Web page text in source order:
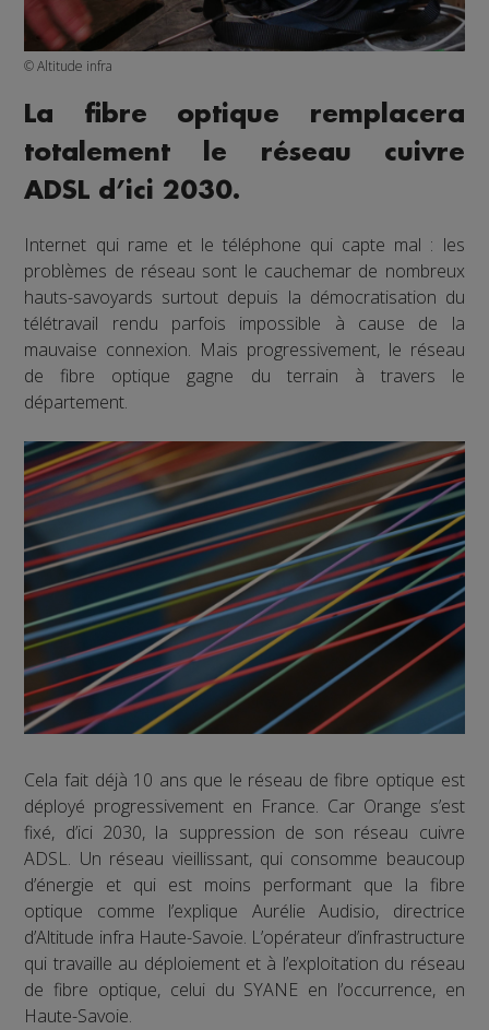
© Altitude infra
La fibre optique remplacera
totalement le réseau cuivre
ADSL d’ici 2030.
Internet qui rame et le téléphone qui capte mal : les
problèmes de réseau sont le cauchemar de nombreux
hauts-savoyards surtout depuis la démocratisation du
télétravail rendu parfois impossible à cause de la
mauvaise connexion. Mais progressivement, le réseau
de fibre optique gagne du terrain à travers le
département.
Cela fait déjà 10 ans que le réseau de fibre optique est
déployé progressivement en France. Car Orange s’est
fixé, d’ici 2030, la suppression de son réseau cuivre
ADSL. Un réseau vieillissant, qui consomme beaucoup
d’énergie et qui est moins performant que la fibre
optique comme l’explique Aurélie Audisio, directrice
d’Altitude infra Haute-Savoie. L’opérateur d’infrastructure
qui travaille au déploiement et à l’exploitation du réseau
de fibre optique, celui du SYANE en l’occurrence, en
Haute-Savoie.